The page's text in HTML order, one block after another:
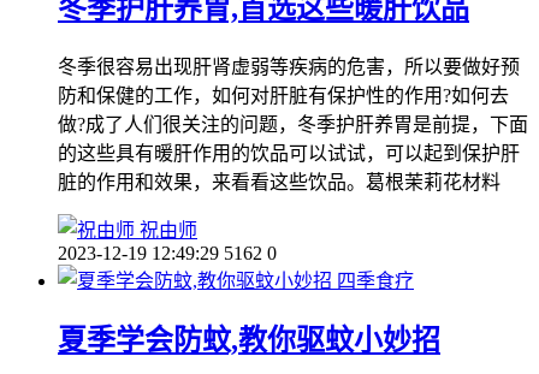
冬季护肝养胃,首选这些暖肝饮品
冬季很容易出现肝肾虚弱等疾病的危害，所以要做好预
防和保健的工作，如何对肝脏有保护性的作用?如何去
做?成了人们很关注的问题，冬季护肝养胃是前提，下面
的这些具有暖肝作用的饮品可以试试，可以起到保护肝
脏的作用和效果，来看看这些饮品。葛根茉莉花材料
祝由师
2023-12-19 12:49:29 5162 0
四季食疗
夏季学会防蚊,教你驱蚊小妙招